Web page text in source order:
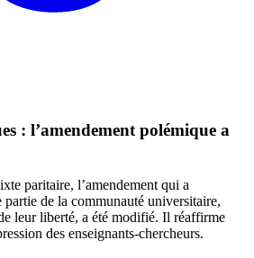
: l’amendement polémique a
paritaire, l’amendement qui a
partie de la communauté universitaire,
leur liberté, a été modifié. Il réaffirme
des enseignants-chercheurs.